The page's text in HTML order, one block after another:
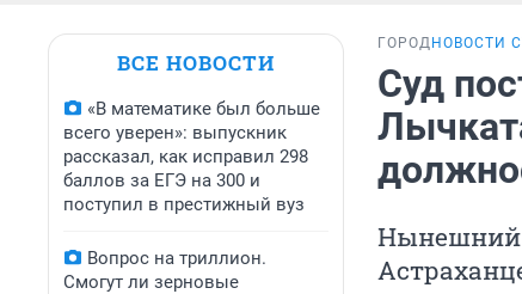
ВСЕ НОВОСТИ
«В математике был больше
всего уверен»: выпускник
рассказал, как исправил 298
баллов за ЕГЭ на 300 и
поступил в престижный вуз
Вопрос на триллион.
Смогут ли зерновые
ГОРОД НОВОСТИ
Суд
Нынешний